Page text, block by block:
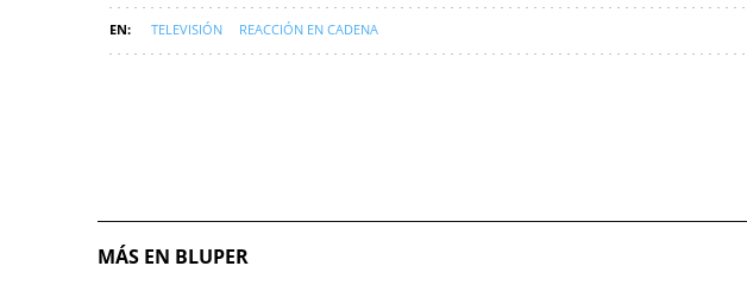
TELEVISIÓN REACCIÓN EN CADENA
MÁS EN BLUPER